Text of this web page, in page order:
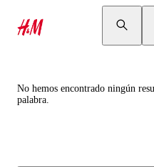
No hemos encontrado ningún
palabra.